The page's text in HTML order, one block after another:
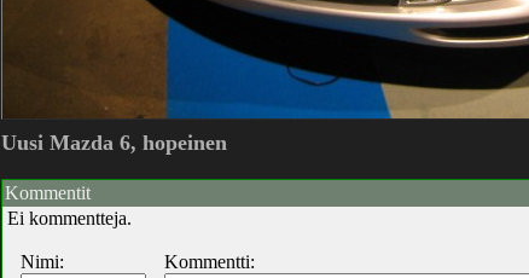
Uusi Mazda 6, hopeinen
Kommentit
Ei kommentteja.
Nimi: Kommentti: